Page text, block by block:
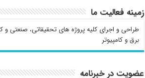
زمینه فعالیت ما
طراحی و اجرای کلیه پروژه های تحقیقاتی، صنعتی و
برق و کامپیوتر
عضویت در خبرنامه